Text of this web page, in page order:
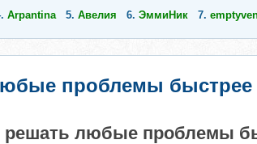
Arpantina 5. Авелия 6. ЭммиНик 7.
проблемы
решать любые проблемы